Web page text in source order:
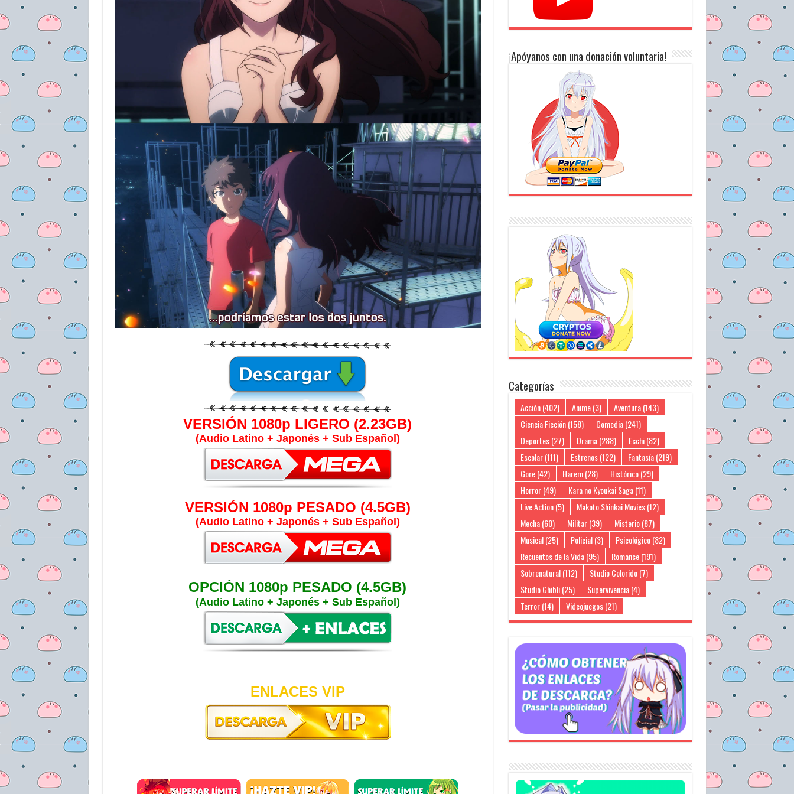
VERSIÓN 1080p LIGERO (2.23GB)
(Audio Latino + Japonés + Sub Español)
VERSIÓN 1080p PESADO (4.5GB)
(Audio Latino + Japonés + Sub Español)
OPCIÓN 1080p PESADO (4.5GB)
(Audio Latino + Japonés + Sub Español)
ENLACES VIP
¡Apóyanos con una donación voluntaria!
Categorías
Acción(402) Anime(3) Aventura(143)
Ciencia Ficción(158) Comedia(241)
Deportes(27) Drama(288) Ecchi(82)
Escolar(111) Estrenos(122) Fantasía(219)
Gore(42) Harem(28) Histórico(29)
Horror(49) Kara no Kyoukai Saga(11)
Live Action(5) Makoto Shinkai Movies(12)
Mecha(60) Militar(39) Misterio(87)
Musical(25) Policial(3) Psicológico(82)
Recuentos de la Vida(95) Romance(191)
Sobrenatural(112) Studio Colorido(7)
Studio Ghibli(25) Supervivencia(4)
Terror(14) Videojuegos(21)